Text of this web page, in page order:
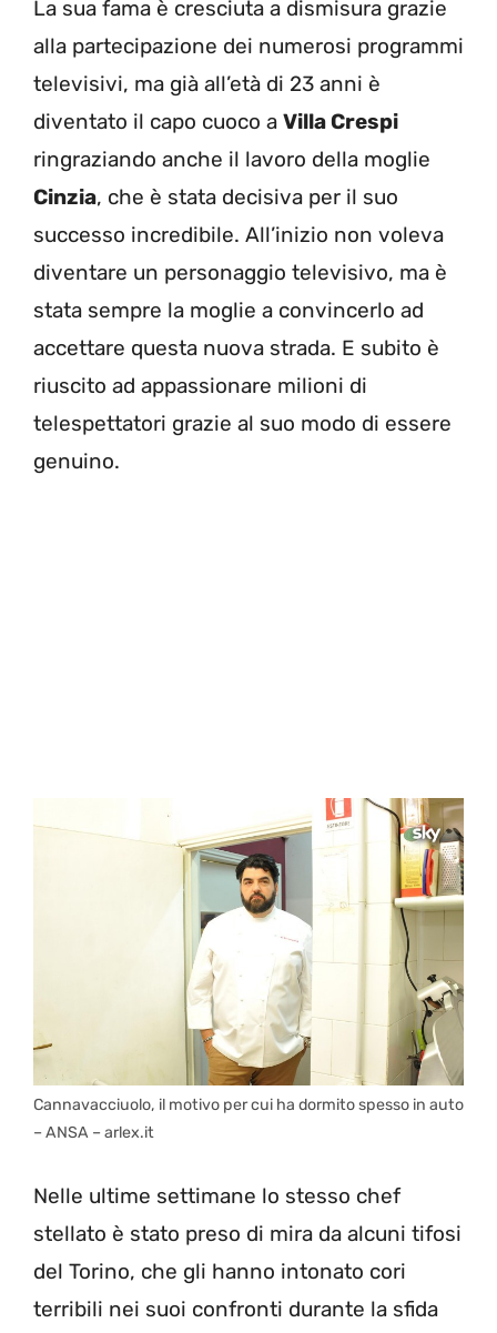
La sua fama è cresciuta a dismisura grazie
alla partecipazione dei numerosi programmi
televisivi, ma già all’età di 23 anni è
diventato il capo cuoco a Villa Crespi
ringraziando anche il lavoro della moglie
Cinzia, che è stata decisiva per il suo
successo incredibile. All’inizio non voleva
diventare un personaggio televisivo, ma è
stata sempre la moglie a convincerlo ad
accettare questa nuova strada. E subito è
riuscito ad appassionare milioni di
telespettatori grazie al suo modo di essere
genuino.
Cannavacciuolo, il motivo per cui ha dormito spesso in auto
– ANSA – arlex.it
Nelle ultime settimane lo stesso chef
stellato è stato preso di mira da alcuni tifosi
del Torino, che gli hanno intonato cori
terribili nei suoi confronti durante la sfida